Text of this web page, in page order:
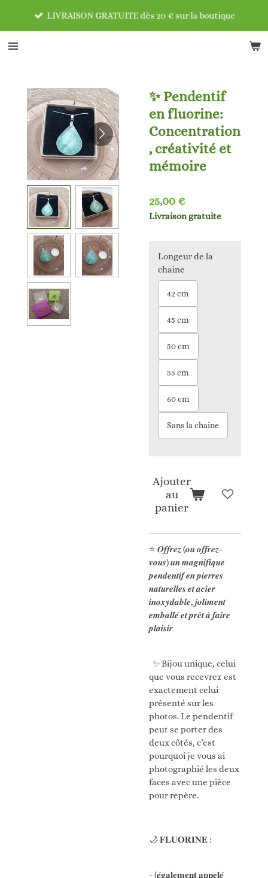
principal
LIVRAISON GRATUITE dès 20 € sur la boutique
✨ Pendentif
en fluorine:
Concentration
, créativité et
mémoire
25,00 €
Livraison gratuite
Longeur de la
chaine
42 cm
45 cm
50 cm
55 cm
60 cm
Sans la chaine
Ajouter
au
panier
⭐️ 𝑶𝒇𝒇𝒓𝒆𝒛 (𝒐𝒖 𝒐𝒇𝒇𝒓𝒆𝒛-
𝒗𝒐𝒖𝒔) 𝒖𝒏 𝒎𝒂𝒈𝒏𝒊𝒇𝒊𝒒𝒖𝒆
𝒑𝒆𝒏𝒅𝒆𝒏𝒕𝒊𝒇 𝒆𝒏 𝒑𝒊𝒆𝒓𝒓𝒆𝒔
𝒏𝒂𝒕𝒖𝒓𝒆𝒍𝒍𝒆𝒔 𝒆𝒕 𝒂𝒄𝒊𝒆𝒓
𝒊𝒏𝒐𝒙𝒚𝒅𝒂𝒃𝒍𝒆, 𝒋𝒐𝒍𝒊𝒎𝒆𝒏𝒕
𝒆𝒎𝒃𝒂𝒍𝒍𝒆́ 𝒆𝒕 𝒑𝒓𝒆̂𝒕 𝒂̀ 𝒇𝒂𝒊𝒓𝒆
𝒑𝒍𝒂𝒊𝒔𝒊𝒓
✨ Bijou unique, celui
que vous recevrez est
exactement celui
présenté sur les
photos. Le pendentif
peut se porter des
deux côtés, c’est
pourquoi je vous ai
photographié les deux
faces avec une pièce
pour repère.
🌙 𝐅𝐋𝐔𝐎𝐑𝐈𝐍𝐄 :
- (𝐞́𝐠𝐚𝐥𝐞𝐦𝐞𝐧𝐭 𝐚𝐩𝐩𝐞𝐥𝐞́